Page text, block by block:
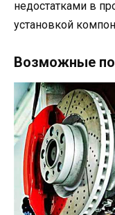
недостатками в
установкой
Возможные